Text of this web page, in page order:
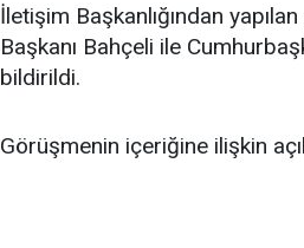
İletişim Başkanlığından
Başkanı Bahçeli ile
bildirildi.
Görüşmenin içeriğine ilişkin